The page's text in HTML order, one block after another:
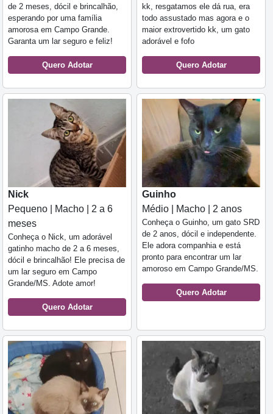
de 2 meses, dócil e brincalhão,
esperando por uma família
amorosa em Campo Grande.
Garanta um lar seguro e feliz!
Quero Adotar
kk, resgatamos ele dá rua, era
todo assustado mas agora e o
maior extrovertido kk, um gato
adorável e fofo
Quero Adotar
Nick
Pequeno | Macho | 2 a 6
meses
Conheça o Nick, um adorável
gatinho macho de 2 a 6 meses,
dócil e brincalhão! Ele precisa de
um lar seguro em Campo
Grande/MS. Adote amor!
Quero Adotar
Guinho
Médio | Macho | 2 anos
Conheça o Guinho, um gato SRD
de 2 anos, dócil e independente.
Ele adora companhia e está
pronto para encontrar um lar
amoroso em Campo Grande/MS.
Quero Adotar